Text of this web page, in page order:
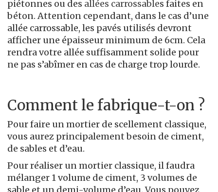
piétonnes ou des allées carrossables faites en
béton. Attention cependant, dans le cas d’une
allée carrossable, les pavés utilisés devront
afficher une épaisseur minimum de 6cm. Cela
rendra votre allée suffisamment solide pour
ne pas s’abîmer en cas de charge trop lourde.
Comment le fabrique-t-on ?
Pour faire un mortier de scellement classique,
vous aurez principalement besoin de ciment,
de sables et d’eau.
Pour réaliser un mortier classique, il faudra
mélanger 1 volume de ciment, 3 volumes de
sable et un demi-volume d’eau. Vous pouvez